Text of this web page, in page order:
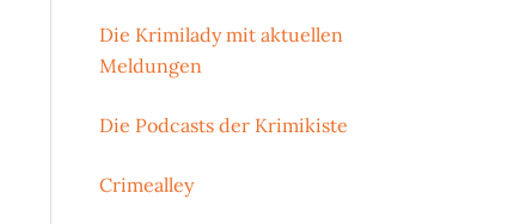
Die Krimilady mit aktuellen
Meldungen
Die Podcasts der Krimikiste
Crimealley